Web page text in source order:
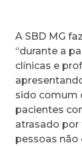
A SBD MG
“durante a
clínicas e
sido comum
pacientes
atrasado
pessoas não